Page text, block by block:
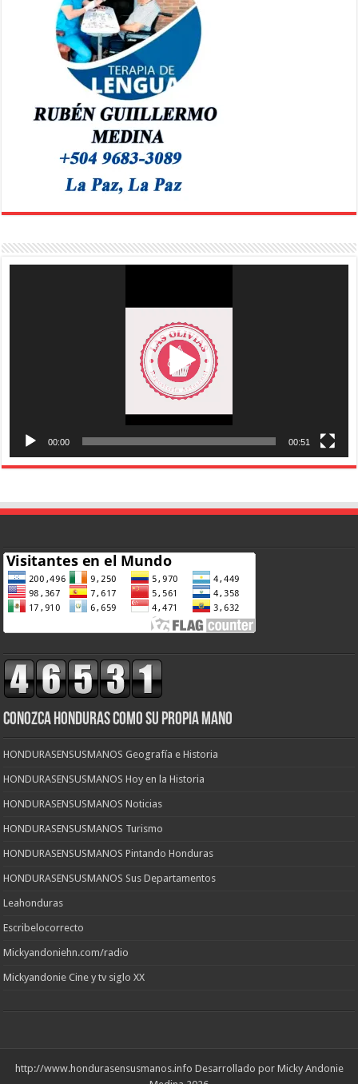
00:00 00:51
CONOZCA HONDURAS COMO SU PROPIA MANO
HONDURASENSUSMANOS Geografía e Historia
HONDURASENSUSMANOS Hoy en la Historia
HONDURASENSUSMANOS Noticias
HONDURASENSUSMANOS Turismo
HONDURASENSUSMANOS Pintando Honduras
HONDURASENSUSMANOS Sus Departamentos
Leahonduras
Escribelocorrecto
Mickyandoniehn.com/radio
Mickyandonie Cine y tv siglo XX
http://www.hondurasensusmanos.info Desarrollado por Micky Andonie